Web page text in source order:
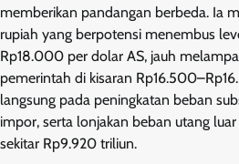
memberikan pandangan berbeda. Ia
rupiah yang berpotensi menembus
Rp18.000 per dolar AS, jauh
pemerintah di kisaran
langsung pada peningkatan beban
impor, serta lonjakan beban utang
sekitar Rp9.920 triliun.